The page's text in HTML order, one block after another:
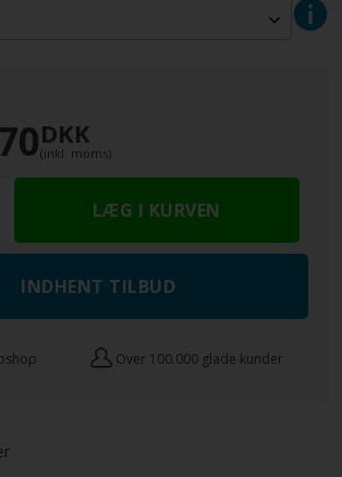
DKK
(inkl. moms)
INDHENT TILBUD
Over 100.000 glade kunder